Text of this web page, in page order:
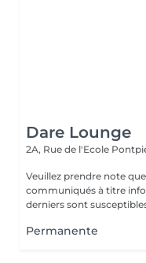
Dare Lounge
2A, Rue de l'Ecole
Veuillez prendre note
communiqués à titre
derniers sont
Permanente